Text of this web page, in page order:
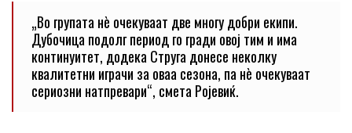
„Во групата нè очекуваат две многу добри екипи.
Дубочица подолг период го гради овој тим и има
континуитет, додека Струга донесе неколку
квалитетни играчи за оваа сезона, па нè очекуваат
сериозни натпревари“, смета Ројевиќ.